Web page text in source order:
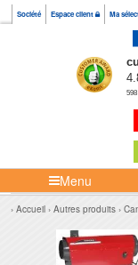
Société Espace client Ma
Menu
Accueil Autres produits